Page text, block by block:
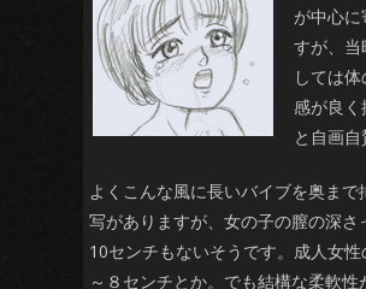
が中心
すが、当
しては
感が良く
と自画自
よくこんな風に長いバイブを奥まで
写がありますが、女の子の膣の深さ
10センチもないそうです。成人女性
～８センチとか。でも結構な柔軟性